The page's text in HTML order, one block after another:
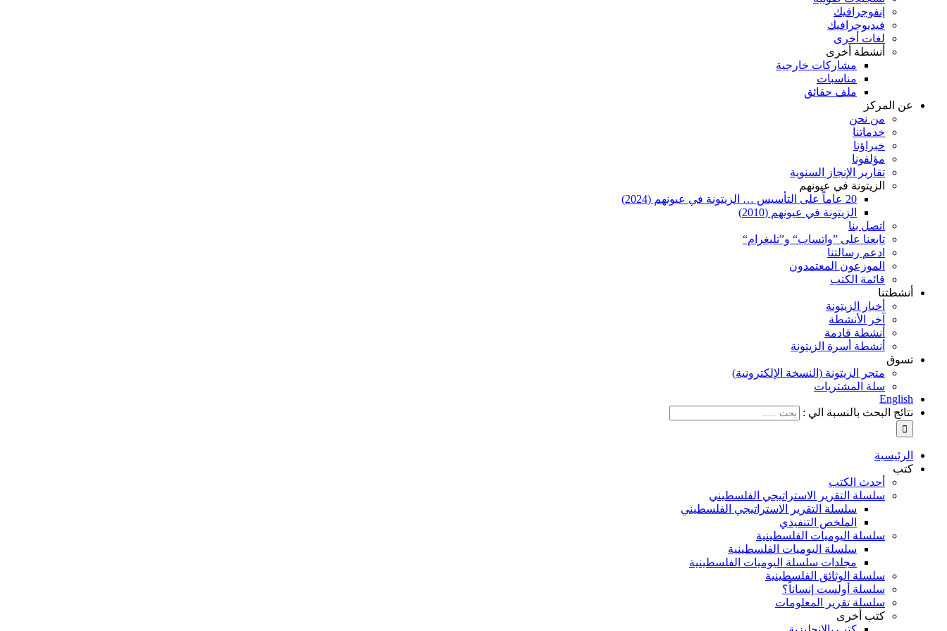
إنفوجرافيك
فيديوجرافيك
لغات أخرى
أنشطة أخرى
مشاركات خارجية
مناسبات
ملف حقائق
عن المركز
من نحن
خدماتنا
خبراؤنا
مؤلفونا
تقارير الإنجاز السنوية
الزيتونة في عيونهم
20 عاماً على التأسيس … الزيتونة في عيونهم (2024)
الزيتونة في عيونهم (2010)
اتصل بنا
تابعنا على ”واتساب“ و”تليغرام“
ادعم رسالتنا
الموزعون المعتمدون
قائمة الكتب
أنشطتنا
أخبار الزيتونة
آخر الأنشطة
أنشطة قادمة
أنشطة أسرة الزيتونة
تسوق
متجر الزيتونة (النسخة الإلكترونية)
سلة المشتريات
English
نتائج البحث بالنسبة الي :
الرئيسية
كتب
أحدث الكتب
سلسلة التقرير الاستراتيجي الفلسطيني
سلسلة التقرير الاستراتيجي الفلسطيني
الملخص التنفيذي
سلسلة اليوميات الفلسطينية
سلسلة اليوميات الفلسطينية
مجلدات سلسلة اليوميات الفلسطينية
سلسلة الوثائق الفلسطينية
سلسلة أولست إنساناً؟
سلسلة تقرير المعلومات
كتب أخرى